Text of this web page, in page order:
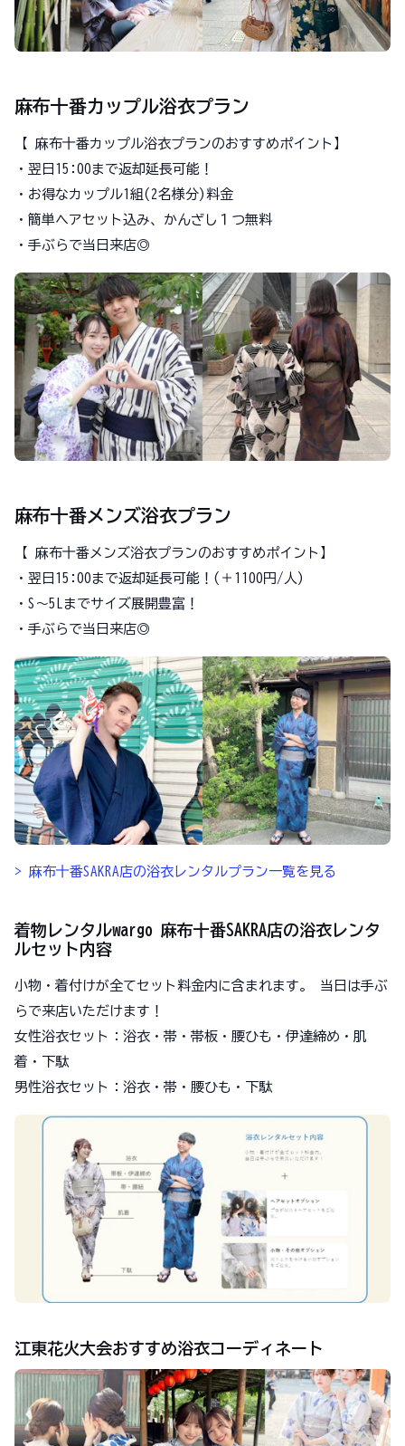
麻布十番カップル浴衣プラン
【 麻布十番カップル浴衣プランのおすすめポイント】
・翌日15:00まで返却延長可能！
・お得なカップル1組(2名様分)料金
・簡単ヘアセット込み、かんざし１つ無料
・手ぶらで当日来店◎
麻布十番メンズ浴衣プラン
【 麻布十番メンズ浴衣プランのおすすめポイント】
・翌日15:00まで返却延長可能！(＋1100円/人)
・S～5Lまでサイズ展開豊富！
・手ぶらで当日来店◎
> 麻布十番SAKRA店の浴衣レンタルプラン一覧を見る
着物レンタルwargo 麻布十番SAKRA店の浴衣レンタ
ルセット内容
小物・着付けが全てセット料金内に含まれます。 当日は手ぶ
らで来店いただけます！
女性浴衣セット：浴衣・帯・帯板・腰ひも・伊達締め・肌
着・下駄
男性浴衣セット：浴衣・帯・腰ひも・下駄
江東花火大会おすすめ浴衣コーディネート